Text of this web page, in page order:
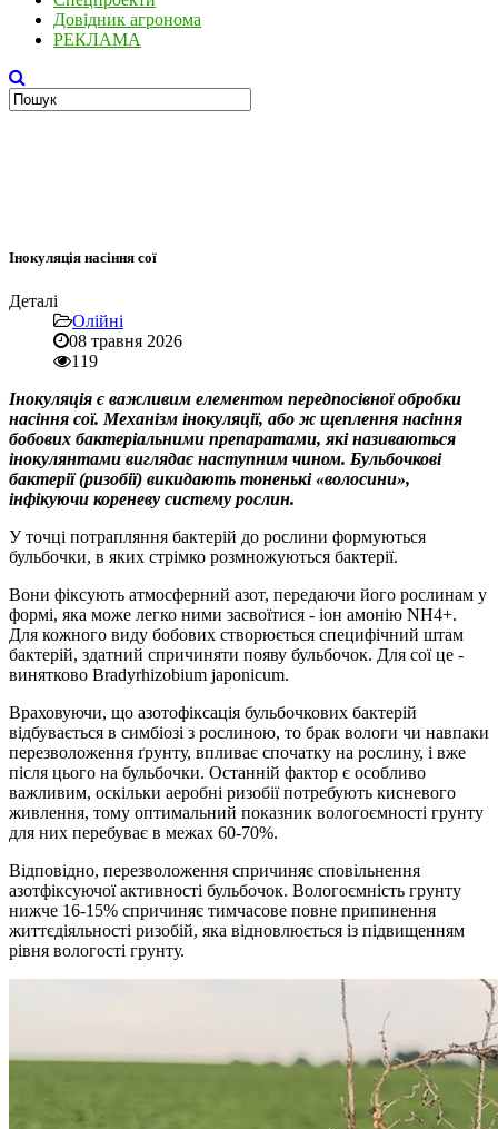
Довідник агронома
РЕКЛАМА
Інокуляція насіння сої
Деталі
Олійні
08 травня 2026
119
Інокуляція є важливим елементом передпосівної обробки
насіння сої. Механізм інокуляції, або ж щеплення насіння
бобових бактеріальними препаратами, які називаються
інокулянтами виглядає наступним чином. Бульбочкові
бактерії (ризобії) викидають тоненькі «волосини»,
інфікуючи кореневу систему рослин.
У точці потрапляння бактерій до рослини формуються
бульбочки, в яких стрімко розмножуються бактерії.
Вони фіксують атмосферний азот, передаючи його рослинам у
формі, яка може легко ними засвоїтися - іон амонію NH4+.
Для кожного виду бобових створюється специфічний штам
бактерій, здатний спричиняти появу бульбочок. Для сої це -
винятково Bradyrhizobium japonicum.
Враховуючи, що азотофіксація бульбочкових бактерій
відбувається в симбіозі з рослиною, то брак вологи чи навпаки
перезволоження ґрунту, впливає спочатку на рослину, і вже
після цього на бульбочки. Останній фактор є особливо
важливим, оскільки аеробні ризобії потребують кисневого
живлення, тому оптимальний показник вологоємності грунту
для них перебуває в межах 60-70%.
Відповідно, перезволоження спричиняє сповільнення
азотфіксуючої активності бульбочок. Вологоємність грунту
нижче 16-15% спричиняє тимчасове повне припинення
життєдіяльності ризобій, яка відновлюється із підвищенням
рівня вологості грунту.